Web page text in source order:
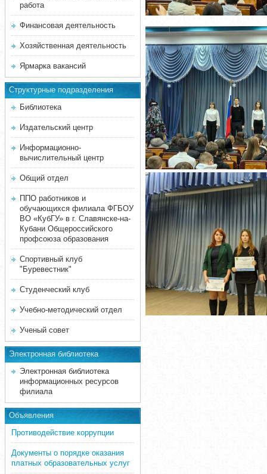
работа
Финансовая деятельность
Хозяйственная деятельность
Ярмарка вакансий
Структурные подразделения
Библиотека
Издательский центр
Информационно-
вычислительный центр
Общий отдел
ППО работников и
обучающихся филиала ФГБОУ
ВО «КубГУ» в г. Славянске-на-
Кубани Общероссийского
профсоюза образования
Спортивный клуб
"Буревестник"
Студенческий клуб
Учебно-методический отдел
Ученый совет
Электронная библиотека
Электронная библиотека
информационных ресурсов
филиала
Объявления
Противодействие коррупции
Документы о порядке оказания
платных образовательных услуг